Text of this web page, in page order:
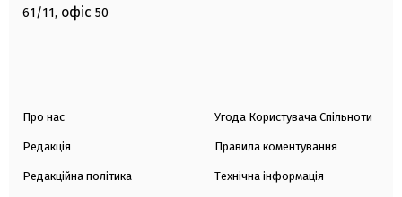
61/11, офіс 50
Про нас
Редакція
Редакційна політика
Угода Користувача Спільноти
Правила коментування
Технічна інформація